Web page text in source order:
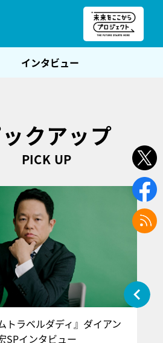
インタビュー
クアップ
PICK UP
トラベルダディ』ダイアン
宏SPインタビュー